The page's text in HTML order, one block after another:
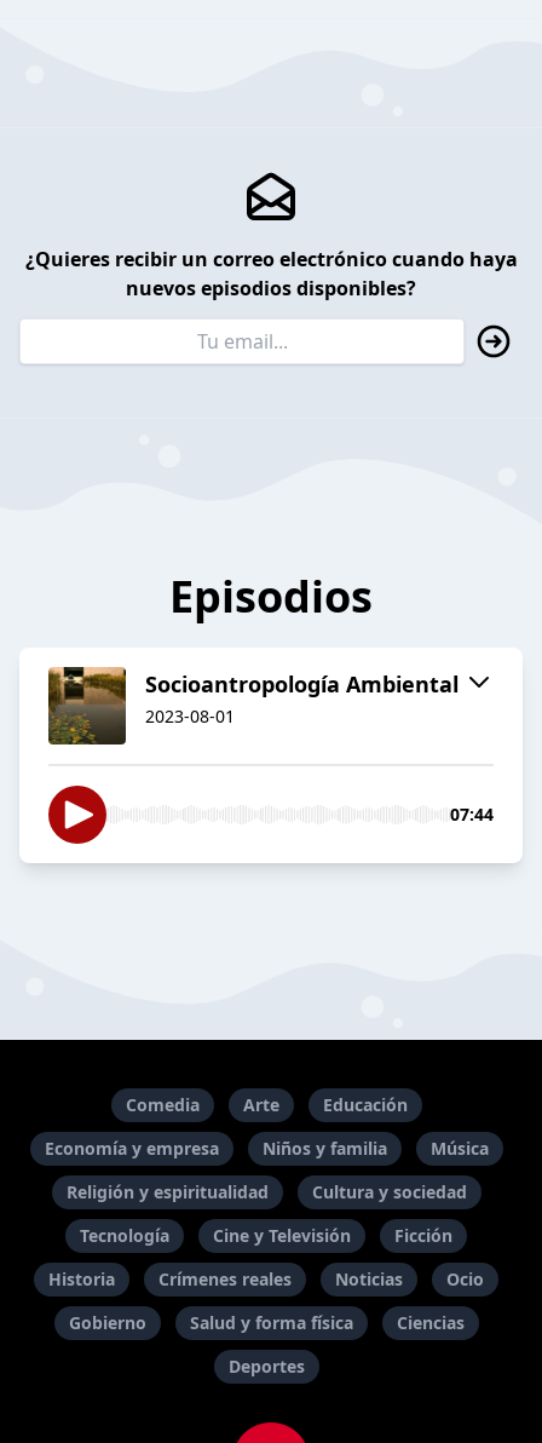
¿Quieres recibir un correo electrónico cuando haya
nuevos episodios disponibles?
Episodios
Socioantropología Ambiental
2023-08-01
07:44
Comedia Arte
Educación
Economía y empresa
Niños y familia
Música
Religión y espiritualidad
Cultura y sociedad
Tecnología
Cine y Televisión
Ficción
Historia
Crímenes reales Noticias
Ocio
Gobierno
Salud y forma física
Ciencias
Deportes